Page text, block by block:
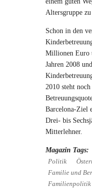
Altersgruppe
Schon in den
Millionen Euro
Jahren 2008
2010 steht
Barcelona-Ziel
Drei- bis
Mitterlehner.
Magazin Tags:
Politik
Familie und
Familienpolitik